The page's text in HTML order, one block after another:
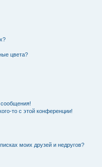
цвета?
то с этой конференции!
моих друзей и недругов?